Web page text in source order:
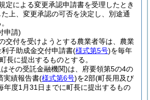
定による変更承認申請書を受理したとき
上、変更承認の可否を決定し、別途通
申請)
交付を受けようとする農業者等は、農業
子助成金交付申請書(様式第5号)を毎年
長に提出するものとする。
その受託金融機関)は、府要領第5の4の
実績報告書(様式第6号)を2部(町長用及び
年度1月31日までに町長に提出するもの